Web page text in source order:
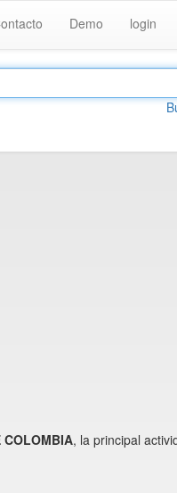
Demo login
COLOMBIA, la principal